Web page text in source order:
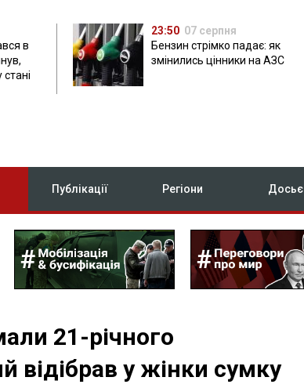
в
23:50 07 серпня
Бензин стрімко падає: як
змінились цінники на АЗС
Публікації Регіони Досьє
21-річного
відібрав у жінки сумку